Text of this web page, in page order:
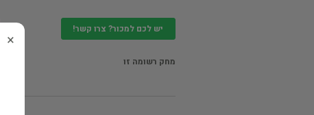
יש לכם למכור? צרו קשר!
מחק רשומה זו
×